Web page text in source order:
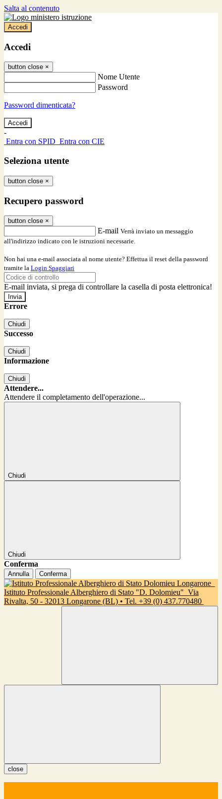
Salta al contenuto
Accedi
Accedi
button close ×
Nome Utente
Password
Password dimenticata?
-
Entra con SPID Entra con CIE
Seleziona utente
button close ×
Recupero password
button close ×
E-mail Verrà inviato un messaggio
all'indirizzo indicato con le istruzioni necessarie.
Non hai una e-mail associata al nome utente? Effettua il reset della password
tramite la Login Spaggiari
E-mail inviata, si prega di controllare la casella di posta elettronica!
Errore
Chiudi
Successo
Chiudi
Informazione
Chiudi
Attendere...
Attendere il completamento dell'operazione...
Chiudi
Chiudi
Conferma
Annulla Conferma
Istituto Professionale Alberghiero di Stato "D. Dolomieu" Via
Rivalta, 50 - 32013 Longarone (BL) • Tel. +39 (0) 437.770480
close